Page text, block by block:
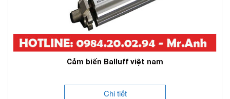
Cảm biến Balluff việt nam
Chi tiết